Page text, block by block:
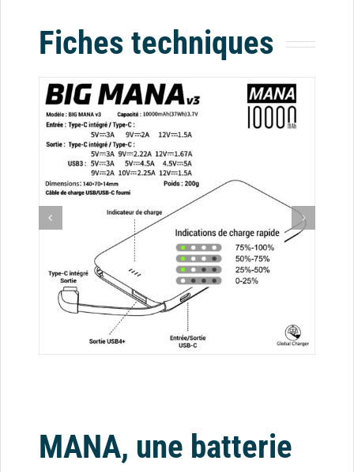
Fiches techniques
MANA, une batterie